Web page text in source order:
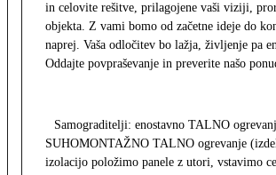
in celovite rešitve, prilagojene vaši viziji,
objekta. Z vami bomo od začetne ideje do
naprej. Vaša odločitev bo lažja, življenje pa
Oddajte povpraševanje in preverite našo
Samograditelji: enostavno TALNO
SUHOMONTAŽNO TALNO ogrevanje
izolacijo položimo panele z utori, vstavimo